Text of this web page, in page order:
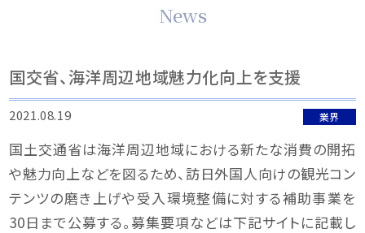
News
国交省、海洋周辺地域魅力化向上を支援
2021.08.19 業界
国土交通省は海洋周辺地域における新たな消費の開拓
や魅力向上などを図るため、訪日外国人向けの観光コン
テンツの磨き上げや受入環境整備に対する補助事業を
30日まで公募する。募集要項などは下記サイトに記載し